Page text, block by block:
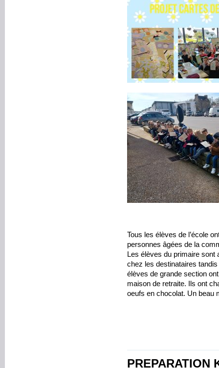
Tous les élèves de l’école
personnes âgées de la
Les élèves du primaire
chez les destinataires
élèves de grande section
maison de retraite. Ils ont
oeufs en chocolat. Un beau
PREPARATION